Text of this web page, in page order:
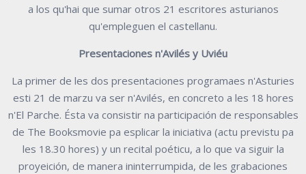
a los qu'hai que sumar otros 21 escritores asturianos
qu'empleguen el castellanu.
Presentaciones n'Avilés y Uviéu
La primer de les dos presentaciones programaes n'Asturies
esti 21 de marzu va ser n'Avilés, en concreto a les 18 hores
n'El Parche. Ésta va consistir na participación de responsables
de The Booksmovie pa esplicar la iniciativa (actu previstu pa
les 18.30 hores) y un recital poéticu, a lo que va siguir la
proyeición, de manera ininterrumpida, de les grabaciones